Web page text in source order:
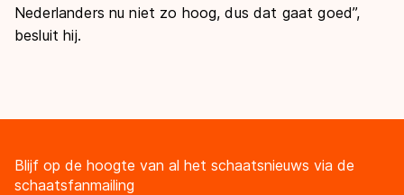
Nederlanders nu niet zo hoog, dus dat gaat goed”,
besluit hij.
Blijf op de hoogte van al het schaatsnieuws via de
schaatsfanmailing